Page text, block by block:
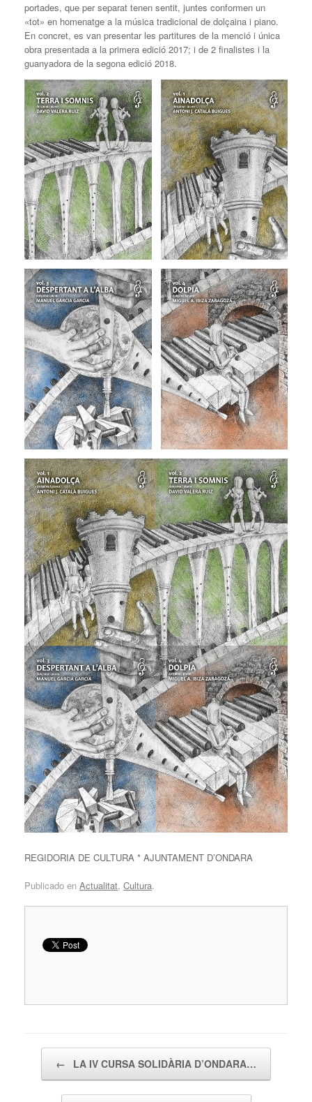
portades, que per separat tenen sentit, juntes conformen un
«tot» en homenatge a la música tradicional de dolçaina i piano.
En concret, es van presentar les partitures de la menció i única
obra presentada a la primera edició 2017; i de 2 finalistes i la
guanyadora de la segona edició 2018.
REGIDORIA DE CULTURA * AJUNTAMENT D’ONDARA
Publicado en Actualitat, Cultura.
← LA IV CURSA SOLIDÀRIA D’ONDARA…